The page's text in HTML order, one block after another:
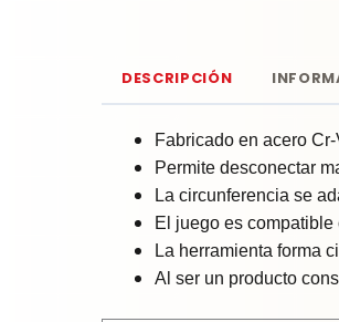
DESCRIPCIÓN
Fabricado en acero
Permite desconectar
La circunferencia se
El juego es
La herramienta forma
Al ser un producto